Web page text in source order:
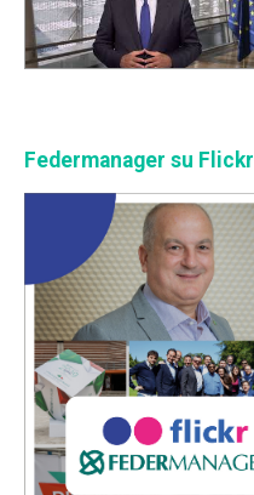
Federmanager su Flickr